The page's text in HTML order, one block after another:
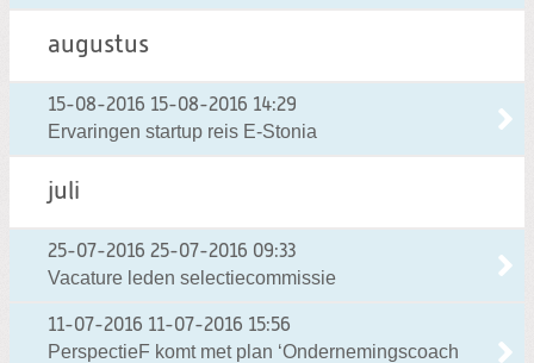
augustus
15-08-2016 15-08-2016 14:29
Ervaringen startup reis E-Stonia
juli
25-07-2016 25-07-2016 09:33
Vacature leden selectiecommissie
11-07-2016 11-07-2016 15:56
PerspectieF komt met plan ‘Ondernemingscoach